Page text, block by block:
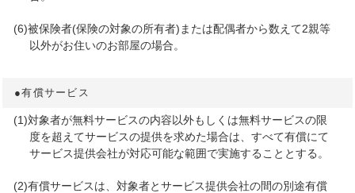
(6)被保険者(保険の対象の所有者)または配偶者から数えて2親等
以外がお住いのお部屋の場合。
●有償サービス
(1)対象者が無料サービスの内容以外もしくは無料サービスの限
度を超えてサービスの提供を求めた場合は、すべて有償にて
サービス提供会社が対応可能な範囲で実施することとする。
(2)有償サービスは、対象者とサービス提供会社の間の別途有償